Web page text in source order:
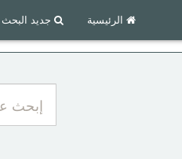
الرئيسية جديد البحث